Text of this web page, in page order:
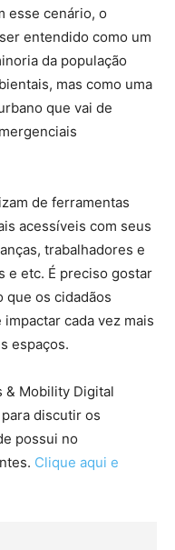
esse cenário, o
entendido como um
da população
mas como uma
que vai de
de ferramentas
acessíveis com seus
trabalhadores e
e etc. É preciso gostar
que os cidadãos
cada vez mais
espaços.
& Mobility Digital
discutir os
possui no
Clique aqui e